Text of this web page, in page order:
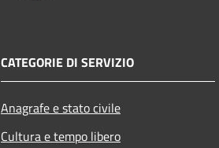
CATEGORIE DI SERVIZIO
Anagrafe e stato civile
Cultura e tempo libero